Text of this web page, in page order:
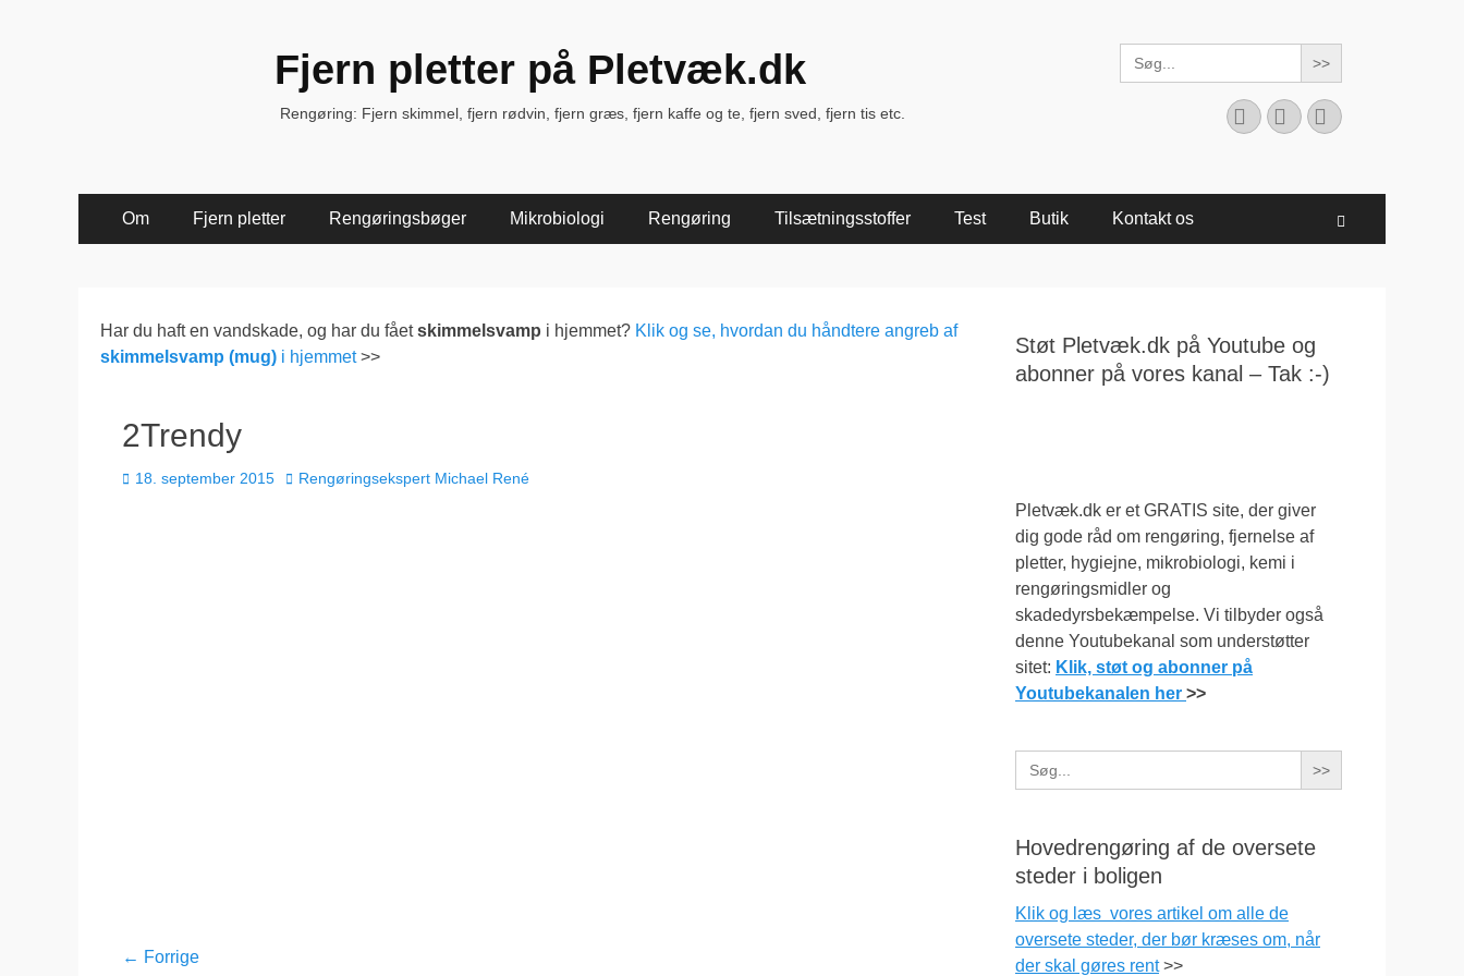
Fjern pletter på Pletvæk.dk
Rengøring: Fjern skimmel, fjern rødvin, fjern græs, fjern kaffe og te, fjern sved, fjern tis etc.
Search
for:
Facebook
YouTubeInstagram
Primær
Menu
Om Fjern pletter Rengøringsbøger Mikrobiologi Rengøring Tilsætningsstoffer Test Butik Kontakt os
Har du haft en vandskade, og har du fåetskimmelsvamp i hjemmet? Klik og se, hvordan du håndtere angreb af
skimmelsvamp (mug) i hjemmet>>
2Trendy
Udgivet
18. september 2015 Forfatter
Rengøringsekspert Michael René
Indlægsnavigation
← Forrige
Støt Pletvæk.dk på Youtube og
abonner på vores kanal – Tak :-)
Pletvæk.dk er et GRATIS site, der giver
dig gode råd om rengøring, fjernelse af
pletter, hygiejne, mikrobiologi, kemi i
rengøringsmidler og
skadedyrsbekæmpelse. Vi tilbyder også
denne Youtubekanal som understøtter
sitet: Klik, støt og abonner på
Youtubekanalen her >>
Search
for:
Hovedrengøring af de oversete
steder i boligen
Klik og læs vores artikel om alle de
oversete steder, der bør kræses om, når
der skal gøres rent>>